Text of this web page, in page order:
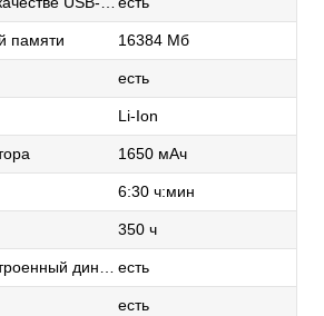
памяти 16384 Мб
есть
Li-Ion
1650 мАч
6:30 ч:мин
350 ч
Громкая связь (встроенный динамик) есть
есть